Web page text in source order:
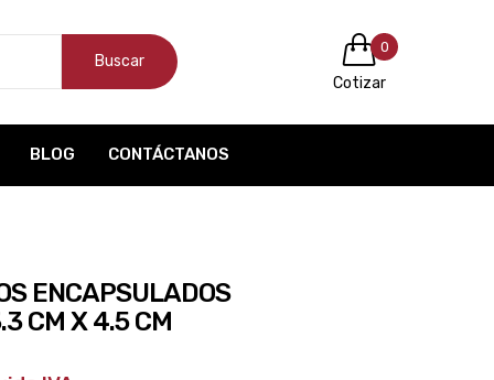
0
Cotizar
Buscar
BLOG CONTÁCTANOS
ENCAPSULADOS
CM X 4.5 CM